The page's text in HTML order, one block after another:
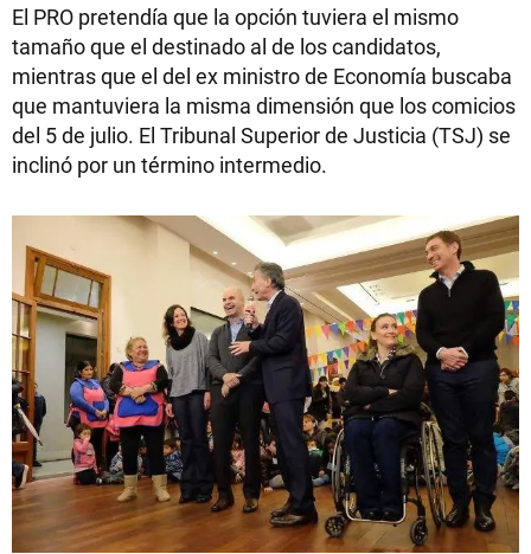
El PRO pretendía que la opción tuviera el mismo
tamaño que el destinado al de los candidatos,
mientras que el del ex ministro de Economía buscaba
que mantuviera la misma dimensión que los comicios
del 5 de julio. El Tribunal Superior de Justicia (TSJ) se
inclinó por un término intermedio.